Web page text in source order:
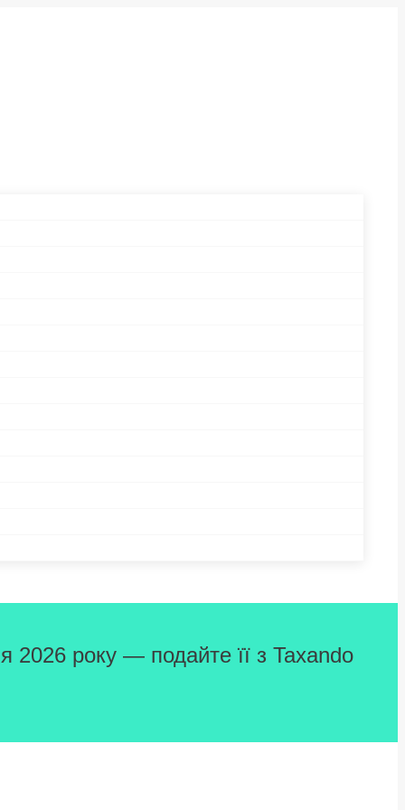
2026 року — подайте її з Taxando